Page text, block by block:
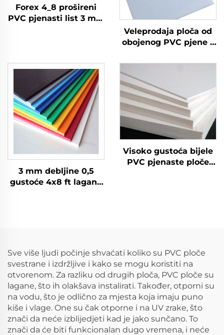
Forex 4_8 prošireni
PVC pjenasti list 3 mm
Veleprodaja ploča od
obojenog PVC pjene s
- prilagođene veličine i
3 mm debljine 0,5
gustoće 4x8 ft lagane
Visoko gustoća bijele
PVC pjenaste ploče
Sve više ljudi počinje shvaćati koliko su PVC ploče
svestrane i izdržljive i kako se mogu koristiti na
otvorenom. Za razliku od drugih ploča, PVC ploče su
lagane, što ih olakšava instalirati. Također, otporni su
na vodu, što je odlično za mjesta koja imaju puno
kiše i vlage. One su čak otporne i na UV zrake, što
znači da neće izblijedjeti kad je jako sunčano. To
znači da će biti funkcionalan dugo vremena, i neće